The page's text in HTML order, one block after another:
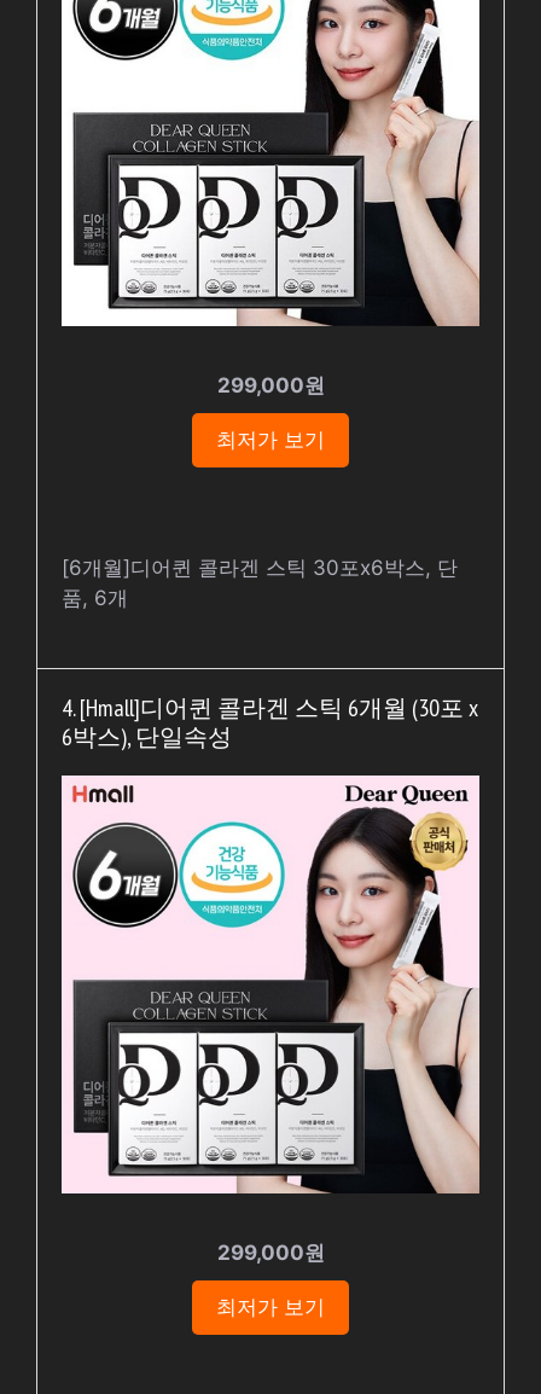
299,000원
최저가 보기
[6개월]디어퀸 콜라겐 스틱 30포x6박스, 단
품, 6개
4. [Hmall]디어퀸 콜라겐 스틱 6개월 (30포 x
6박스), 단일속성
299,000원
최저가 보기